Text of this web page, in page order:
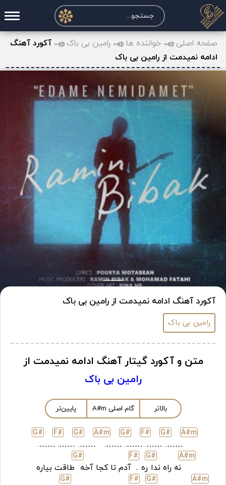
صفحه اصلی
درخواست آکورد
نت و تبلچر
حساب کاربری
صفحه اصلی خواننده ها رامین بی باک
آکورد آهنگ
ادامه نمیدمت از رامین بی باک
آکورد آهنگ ادامه نمیدمت از رامین بی باک
رامین بی باک
متن و آکورد گیتار آهنگ ادامه نمیدمت از
رامین بی باک
بالاتر گام اصلی A#m پایین‌تر
A#m
…….
G#
…….
F#
…….
G#
…….
A#m
…….
G#
…….
F#
…….
G#
A#m
نه راه ندا
G#
ره ..
F#
آدم تا کجا آخه
G#
طاقت بیاره
A#m
G#
F#
G#